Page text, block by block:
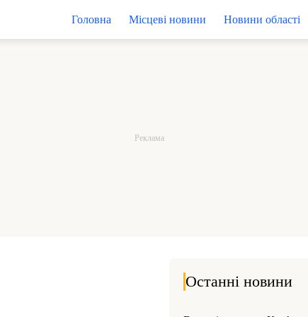
Головна Місцеві новини Новини області
Останні новини